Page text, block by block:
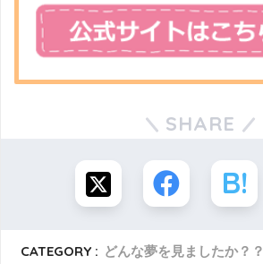
SHARE
CATEGORY : どんな夢を見ましたか？